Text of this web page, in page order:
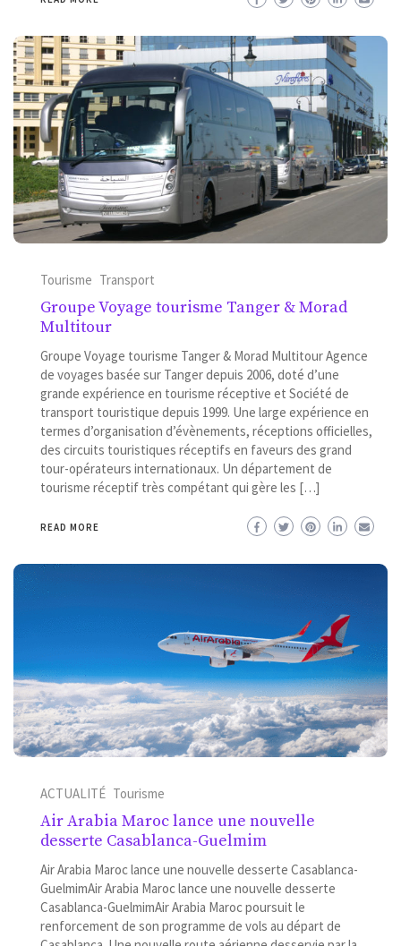
Tourisme Transport
Groupe Voyage tourisme Tanger & Morad
Multitour
Groupe Voyage tourisme Tanger & Morad Multitour Agence
de voyages basée sur Tanger depuis 2006, doté d’une
grande expérience en tourisme réceptive et Société de
transport touristique depuis 1999. Une large expérience en
termes d’organisation d’évènements, réceptions officielles,
des circuits touristiques réceptifs en faveurs des grand
tour-opérateurs internationaux. Un département de
tourisme réceptif très compétant qui gère les […]
READ MORE
ACTUALITÉ Tourisme
Air Arabia Maroc lance une nouvelle
desserte Casablanca-Guelmim
Air Arabia Maroc lance une nouvelle desserte Casablanca-
GuelmimAir Arabia Maroc lance une nouvelle desserte
Casablanca-GuelmimAir Arabia Maroc poursuit le
renforcement de son programme de vols au départ de